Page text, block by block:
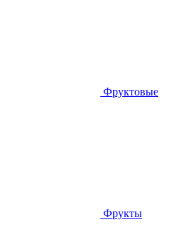
Фруктовые
Фрукты